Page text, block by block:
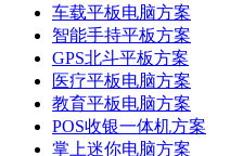
车载平板电脑方案
智能手持平板方案
GPS北斗平板方案
医疗平板电脑方案
教育平板电脑方案
POS收银一体机方案
掌上迷你电脑方案